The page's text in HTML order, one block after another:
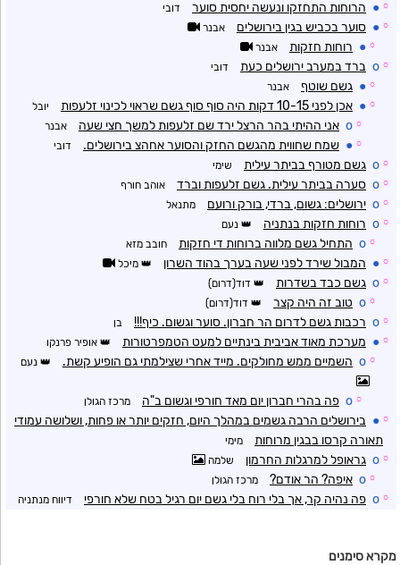
☼
● הרוחות התחזקו ונעשה יחסית סוער דובי
☼
● סוער בכביש בגין בירושלים אבנר
☼
● רוחות חזקות אבנר
☼
o ברד במערב ירושלים כעת דובי
☼
● גשם שוטף אבנר
☼
● אכן לפני 10-15 דקות היה סוף סוף גשם שראוי לכינוי זלעפות יובל
☼
o אני ההיתי בהר הרצל ירד שם זלעפות למשך חצי שעה אבנר
☼
● שמח שחווית מהגשם החזק והסוער אחהצ בירושלים. דובי
☼
o גשם מטורף בביתר עילית שימי
☼
o סערה בביתר עילית. גשם זלעפות וברד אוהב חורף
☼
o ירושלים: גשום, ברדי, בורק ורועם מתנאל
☼
o רוחות חזקות בנתניה נעם
☼
o התחיל גשם מלווה ברוחות די חזקות חובב מזא
☼
● המבול שירד לפני שעה בערך בהוד השרון מיכל
☼
o גשם כבד בשדרות דוד(דרום)
☼
o טוב זה היה קצר דוד(דרום)
☼
o רכבות גשם לדרום הר חברון. סוער וגשום. כיף!!! בן
☼
● מערכת מאוד אביבית בינתיים למעט הטמפרטורות אופיר פרנקו
☼
o השמיים ממש מחולקים. מייד אחרי שצילמתי גם הופיע קשת. נעם
☼
o פה בהרי חברון יום מאד חורפי וגשום ב"ה מרכז הגולן
☼
● בירושלים הרבה גשמים במהלך היום, חזקים יותר או פחות, ושלושה עמודי
תאורה קרסו בבגין מרוחות
מימי
☼
o גראופל למרגלות החרמון שלמה
☼
o איפה? הר אודם? מרכז הגולן
☼
o פה נהיה קר, אך בלי רוח בלי גשם יום רגיל בטח שלא חורפי דיווח מנתניה
מקרא סימנים